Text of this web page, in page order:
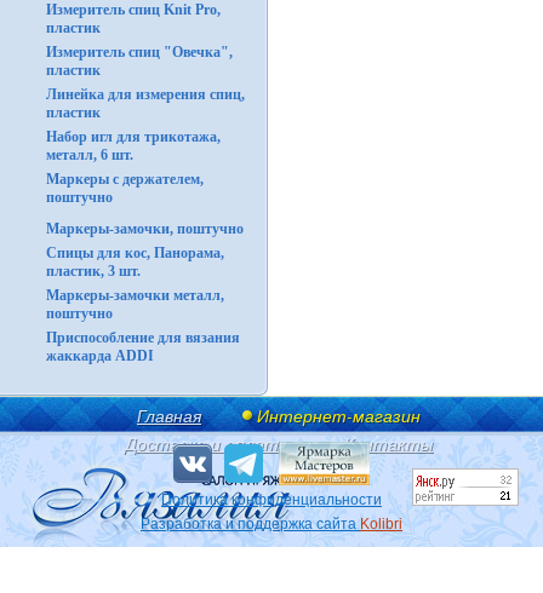
Измеритель спиц Knit Pro,
пластик
Измеритель спиц "Овечка",
пластик
Линейка для измерения спиц,
пластик
Набор игл для трикотажа,
металл, 6 шт.
Маркеры с держателем,
поштучно
Маркеры-замочки, поштучно
Спицы для кос, Панорама,
пластик, 3 шт.
Маркеры-замочки металл,
поштучно
Приспособление для вязания
жаккарда ADDI
Главная
Интернет-магазин
Доставка и оплата
Контакты
Политика конфиденциальности
Разработка и поддержка сайта Kolibri